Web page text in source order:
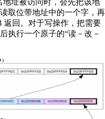
取位带地址中的一个字，再
返回。对于写操作，把需要
执行一个原子的“读－改－